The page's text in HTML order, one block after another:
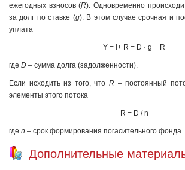
ежегодных взносов (R). Одновременно
за долг по ставке (g). В этом случае срочная и
уплата
Y = I+ R = D · g + R
где D – сумма долга (задолженности).
Если исходить из того, что R – постоянный
элементы этого потока
R = D / n
где n – срок формирования погасительного фонда.
Дополнительные